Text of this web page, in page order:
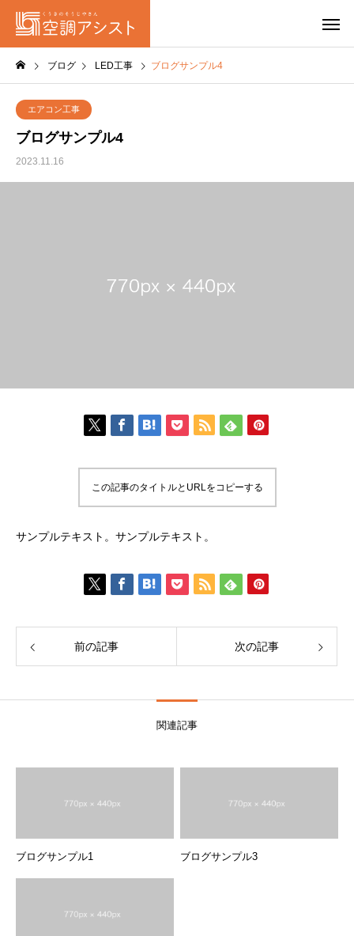
ブログ LED工事 ブログサンプル4
エアコン工事
ブログサンプル4
2023.11.16
この記事のタイトルとURLをコピーする
サンプルテキスト。サンプルテキスト。
前の記事 次の記事
関連記事
ブログサンプル1 ブログサンプル3